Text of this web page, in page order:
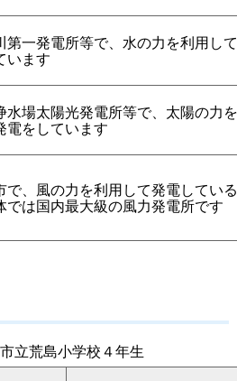
第一発電所等で、水の力を利用し
います
水場太陽光発電所等で、太陽の力
電をしています
で、風の力を利用して発電してい
では国内最大級の風力発電所です
立荒島小学校４年生